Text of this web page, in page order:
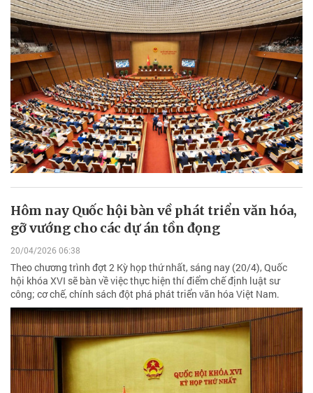
Hôm nay Quốc hội bàn về phát triển văn hóa,
gỡ vướng cho các dự án tồn đọng
20/04/2026 06:38
Theo chương trình đợt 2 Kỳ họp thứ nhất, sáng nay (20/4), Quốc
hội khóa XVI sẽ bàn về việc thực hiện thí điểm chế định luật sư
công; cơ chế, chính sách đột phá phát triển văn hóa Việt Nam.